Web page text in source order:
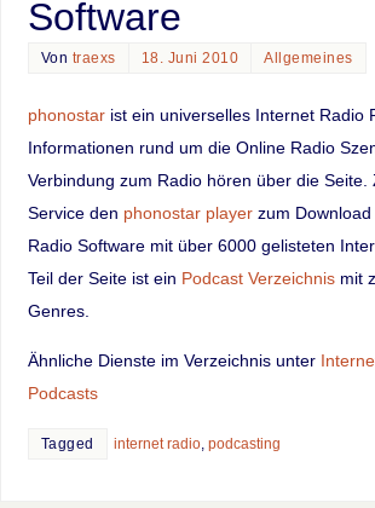
Software
Von traexs 18. Juni 2010 Allgemeines
phonostarist ein universelles Internet Radio
Informationen rund um die Online Radio
Verbindung zum Radio hören über die Seite.
Service den phonostar playerzum Download
Radio Software mit über 6000 gelisteten
Teil der Seite ist ein Podcast Verzeichnismit
Genres.
Ähnliche Dienste im Verzeichnis unter
Podcasts
Tagged internet radio, podcasting